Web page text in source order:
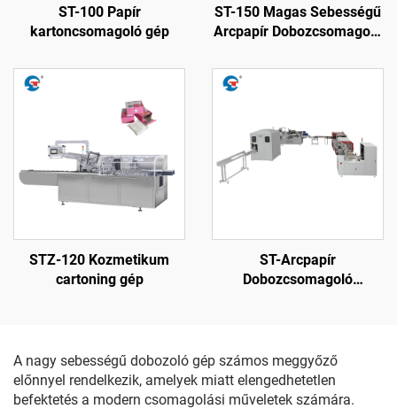
ST-100 Papír
kartoncsomagoló gép
ST-150 Magas Sebességű
Arcpapír Dobozcsomagoló
STZ-120 Kozmetikum
cartoning gép
ST-Arcpapír
Dobozcsomagoló
A nagy sebességű dobozoló gép számos meggyőző
előnnyel rendelkezik, amelyek miatt elengedhetetlen
befektetés a modern csomagolási műveletek számára.